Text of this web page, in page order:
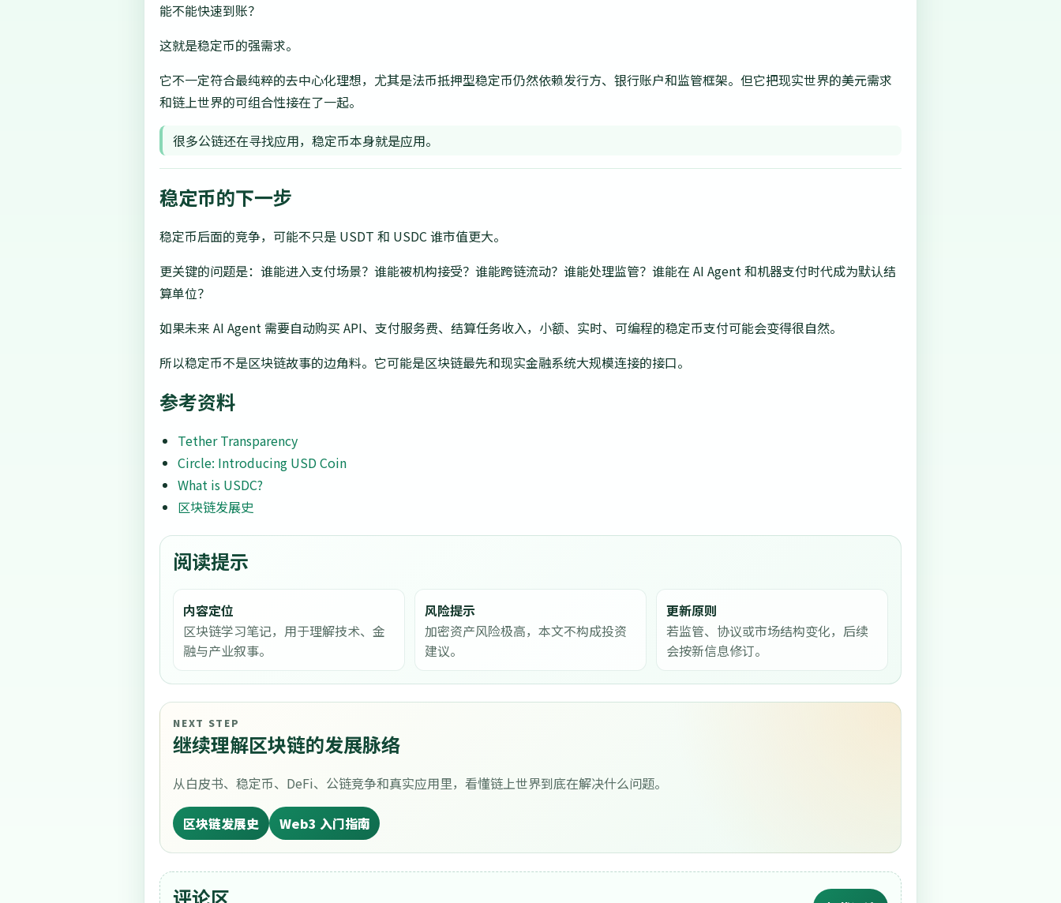
能不能快速到账？
这就是稳定币的强需求。
它不一定符合最纯粹的去中心化理想，尤其是法币抵押型稳定币仍然依赖发行方、银行账户和监管框架。但它把现实世界的美元需求
和链上世界的可组合性接在了一起。
很多公链还在寻找应用，稳定币本身就是应用。
稳定币的下一步
稳定币后面的竞争，可能不只是 USDT 和 USDC 谁市值更大。
更关键的问题是：谁能进入支付场景？谁能被机构接受？谁能跨链流动？谁能处理监管？谁能在 AI Agent 和机器支付时代成为默认结
算单位？
如果未来 AI Agent 需要自动购买 API、支付服务费、结算任务收入，小额、实时、可编程的稳定币支付可能会变得很自然。
所以稳定币不是区块链故事的边角料。它可能是区块链最先和现实金融系统大规模连接的接口。
参考资料
Tether Transparency
Circle: Introducing USD Coin
What is USDC?
区块链发展史
阅读提示
内容定位
区块链学习笔记，用于理解技术、金
融与产业叙事。
风险提示
加密资产风险极高，本文不构成投资
建议。
更新原则
若监管、协议或市场结构变化，后续
会按新信息修订。
NEXT STEP
继续理解区块链的发展脉络
从白皮书、稳定币、DeFi、公链竞争和真实应用里，看懂链上世界到底在解决什么问题。
区块链发展史 Web3 入门指南
评论区